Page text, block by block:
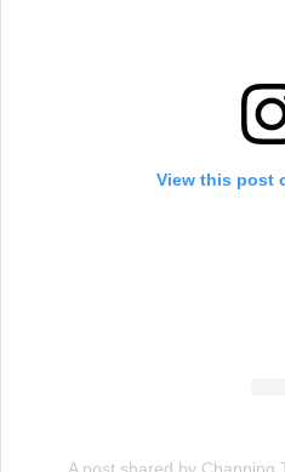
View this post
A post shared by Channing